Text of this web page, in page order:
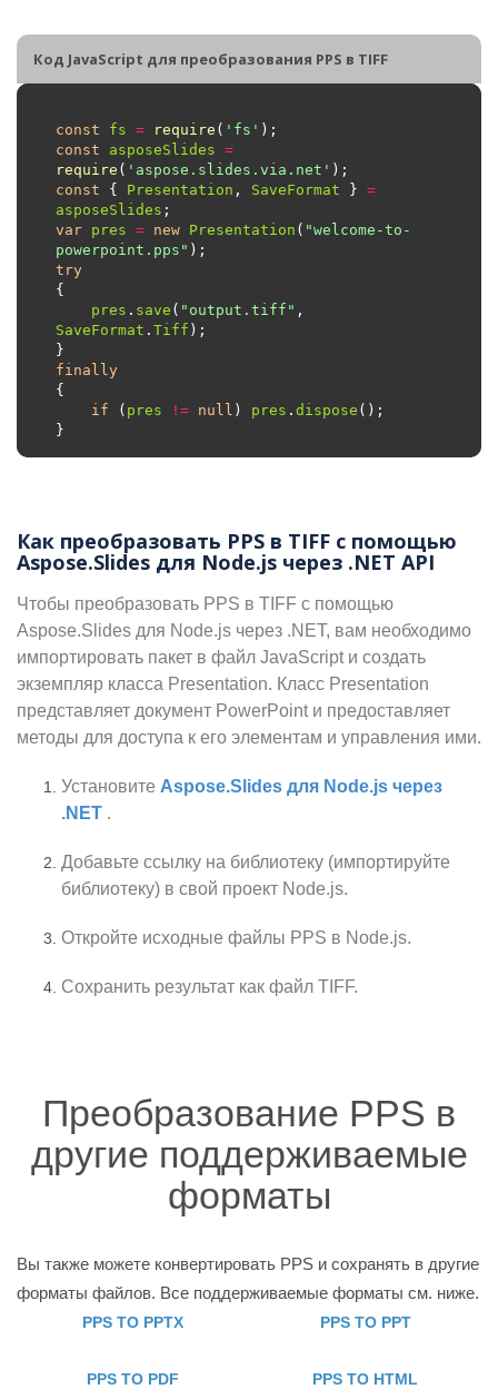
Код JavaScript для преобразования PPS в TIFF
const fs = require ( 'fs'
const
asposeSlides =
require ( 'aspose.slides.via.net'
const { Presentation , SaveFormat } =
asposeSlides
var pres = new Presentation ( "welcome-to-
powerpoint.pps"
try
pres . save ( "output.tiff"
SaveFormat . Tiff
finally
if ( pres != null ) pres . dispose
Как преобразовать PPS в TIFF с помощью
Aspose.Slides для Node.js через .NET API
Чтобы преобразовать PPS в TIFF с помощью
Aspose.Slides для Node.js через .NET, вам необходимо
импортировать пакет в файл JavaScript и создать
экземпляр класса Presentation. Класс Presentation
представляет документ PowerPoint и предоставляет
методы для доступа к его элементам и управления ими.
Установите Aspose.Slides для Node.js через
.NET .
Добавьте ссылку на библиотеку (импортируйте
библиотеку) в свой проект Node.js.
Откройте исходные файлы PPS в Node.js.
Сохранить результат как файл TIFF.
Преобразование PPS в
другие поддерживаемые
форматы
Вы также можете конвертировать PPS и сохранять в другие
форматы файлов. Все поддерживаемые форматы см. ниже.
PPS TO PPTX PPS TO PPT
PPS TO PDF PPS TO HTML